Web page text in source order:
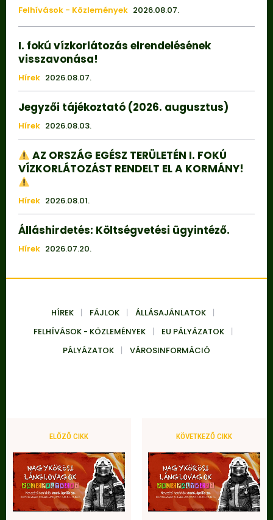
Felhívások - Közlemények 2026.08.07.
I. fokú vízkorlátozás elrendelésének
visszavonása!
Hírek 2026.08.07.
Jegyzői tájékoztató (2026. augusztus)
Hírek 2026.08.03.
AZ ORSZÁG EGÉSZ TERÜLETÉN I. FOKÚ
VÍZKORLÁTOZÁST RENDELT EL A KORMÁNY!
Hírek 2026.08.01.
Álláshirdetés: Költségvetési ügyintéző.
Hírek 2026.07.20.
HÍREK FÁJLOK
ÁLLÁSAJÁNLATOK
FELHÍVÁSOK - KÖZLEMÉNYEK
EU PÁLYÁZATOK
PÁLYÁZATOK
VÁROSINFORMÁCIÓ
ELŐZŐ CIKK KÖVETKEZŐ CIKK